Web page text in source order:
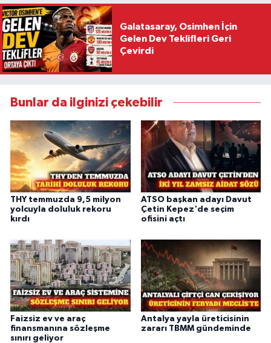
Galatasaray, Osimhen İçin
Gelen Dev Teklifleri Geri
Çevirdi
Bunlar da ilginizi çekebilir
THY temmuzda 9,5 milyon
yolcuyla doluluk rekoru
kırdı
ATSO başkan adayı Davut
Çetin Kepez'de seçim
ofisini açtı
Faizsiz ev ve araç
finansmanına sözleşme
sınırı geliyor
Antalya yayla üreticisinin
zararı TBMM gündeminde